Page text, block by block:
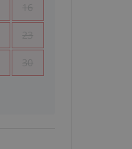
16
23
30